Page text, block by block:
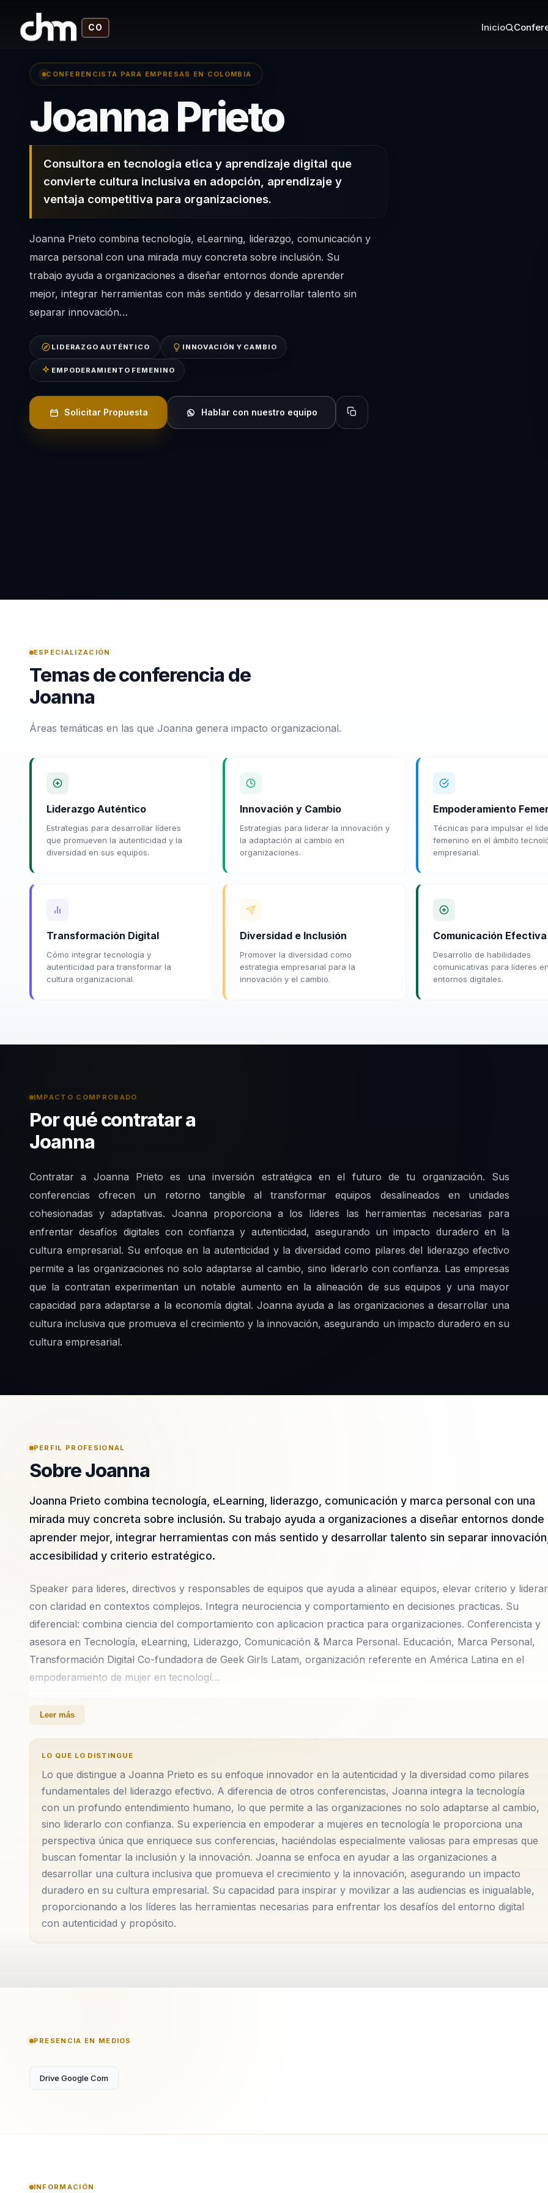
CO Inicio
CONFERENCISTA PARA EMPRESAS EN COLOMBIA
Joanna Prieto–
Consultora en tecnologia etica y aprendizaje digital que
convierte cultura inclusiva en adopción, aprendizaje y
ventaja competitiva para organizaciones.
Joanna Prieto combina tecnología, eLearning, liderazgo, comunicación y
marca personal con una mirada muy concreta sobre inclusión. Su
trabajo ayuda a organizaciones a diseñar entornos donde aprender
mejor, integrar herramientas con más sentido y desarrollar talento sin
separar innovación…
LIDERAZGO AUTÉNTICO INNOVACIÓN Y CAMBIO
EMPODERAMIENTO FEMENINO
Solicitar Propuesta Hablar con nuestro equipo Copiar perfil para compartir
ESPECIALIZACIÓN
Temas de conferencia de
Joanna
Áreas temáticas en las que Joanna genera impacto organizacional.
Liderazgo Auténtico
Estrategias para desarrollar líderes
que promueven la autenticidad y la
diversidad en sus equipos.
Innovación y Cambio
Estrategias para liderar la innovación y
la adaptación al cambio en
organizaciones.
Empoderamiento
Técnicas para impulsar el
femenino en el ámbito
empresarial.
Transformación Digital
Cómo integrar tecnología y
autenticidad para transformar la
cultura organizacional.
Diversidad e Inclusión
Promover la diversidad como
estrategia empresarial para la
innovación y el cambio.
Comunicación Efectiva
Desarrollo de habilidades
comunicativas para líderes en
entornos digitales.
IMPACTO COMPROBADO
Por qué contratar a
Joanna
Contratar a Joanna Prieto es una inversión estratégica en el futuro de tu organización. Sus
conferencias ofrecen un retorno tangible al transformar equipos desalineados en unidades
cohesionadas y adaptativas. Joanna proporciona a los líderes las herramientas necesarias para
enfrentar desafíos digitales con confianza y autenticidad, asegurando un impacto duradero en la
cultura empresarial. Su enfoque en la autenticidad y la diversidad como pilares del liderazgo efectivo
permite a las organizaciones no solo adaptarse al cambio, sino liderarlo con confianza. Las empresas
que la contratan experimentan un notable aumento en la alineación de sus equipos y una mayor
capacidad para adaptarse a la economía digital. Joanna ayuda a las organizaciones a desarrollar una
cultura inclusiva que promueva el crecimiento y la innovación, asegurando un impacto duradero en su
cultura empresarial.
PERFIL PROFESIONAL
Sobre Joanna
Joanna Prieto combina tecnología, eLearning, liderazgo, comunicación y marca personal con una
mirada muy concreta sobre inclusión. Su trabajo ayuda a organizaciones a diseñar entornos donde
aprender mejor, integrar herramientas con más sentido y desarrollar talento sin separar innovación,
accesibilidad y criterio estratégico.
Speaker para lideres, directivos y responsables de equipos que ayuda a alinear equipos, elevar criterio y liderar
con claridad en contextos complejos. Integra neurociencia y comportamiento en decisiones practicas. Su
diferencial: combina ciencia del comportamiento con aplicacion practica para organizaciones. Conferencista y
asesora en Tecnología, eLearning, Liderazgo, Comunicación & Marca Personal. Educación, Marca Personal,
Transformación Digital Co-fundadora de Geek Girls Latam, organización referente en América Latina en el
empoderamiento de mujer en tecnologí…
Conferencista y asesora en Tecnología, eLearning, Liderazgo, Comunicación & Marca Personal. Educación,
Latina en el empoderamiento de mujer en tecnología. Emprendimiento y posición que la ha llevado a tener un
Comunicación Digital en Colombia en 2016. Ese mismo año es Nominada a Mejor Talento Elearning de
Iberoamérica por AEFOL España. Galardonada con el Premio Women To Watch Colombia 2017, nominada
dentro de las 100 Mujeres Líderes Transformadoras por su liderazgo y trayectoria en 2018, Iconic Woman por el
Women Economic Forum en India 2019, su más reciente reconocimiento Orden al Mérito a la Mujer y la
Democracia Policarpa Salavarrieta por el Congreso de la República de Colombia en 2019 y destacada como
Mujer Pionera del Bicentenario 2019. Miembro de Consejo Asesor Presidencial de empresarias colombiana de la
Vicepresidencia de la República de Colombia. Única speaker latina en el World Youth Forum 2019 en Sharm El
Sheikh, Egipto. SU PROPOSITO : Ayudar a sus audiencias a entender el mundo de hoy co...
Leer más
LO QUE LO DISTINGUE
Lo que distingue a Joanna Prieto es su enfoque innovador en la autenticidad y la diversidad como pilares
fundamentales del liderazgo efectivo. A diferencia de otros conferencistas, Joanna integra la tecnología
con un profundo entendimiento humano, lo que permite a las organizaciones no solo adaptarse al cambio,
sino liderarlo con confianza. Su experiencia en empoderar a mujeres en tecnología le proporciona una
perspectiva única que enriquece sus conferencias, haciéndolas especialmente valiosas para empresas que
buscan fomentar la inclusión y la innovación. Joanna se enfoca en ayudar a las organizaciones a
desarrollar una cultura inclusiva que promueva el crecimiento y la innovación, asegurando un impacto
duradero en su cultura empresarial. Su capacidad para inspirar y movilizar a las audiencias es inigualable,
proporcionando a los líderes las herramientas necesarias para enfrentar los desafíos del entorno digital
con autenticidad y propósito.
PRESENCIA EN MEDIOS
Drive Google Com
INFORMACIÓN